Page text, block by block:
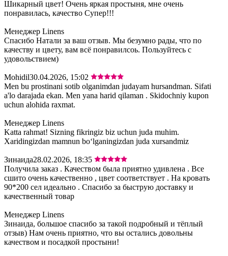
Шикарный цвет! Очень яркая простыня, мне очень
понравилась, качество Супер!!!
Менеджер Linens
Спасибо Натали за ваш отзыв. Мы безумно рады, что по
качеству и цвету, вам всё понравилсоь. Пользуйтесь с
удовольствием)
Mohidil30.04.2026, 15:02
Men bu prostinani sotib olganimdan judayam hursandman. Sifati
a'lo darajada ekan. Men yana harid qilaman . Skidochniy kupon
uchun alohida raxmat.
Менеджер Linens
Katta rahmat! Sizning fikringiz biz uchun juda muhim.
Xaridingizdan mamnun bo‘lganingizdan juda xursandmiz
Зинаида28.02.2026, 18:35
Получила заказ . Качеством была приятно удивлена . Все
сшито очень качественно , цвет соответствует . На кровать
90*200 сел идеально . Спасибо за быструю доставку и
качественный товар
Менеджер Linens
Зинаида, большое спасибо за такой подробный и тёплый
отзыв) Нам очень приятно, что вы остались довольны
качеством и посадкой простыни!